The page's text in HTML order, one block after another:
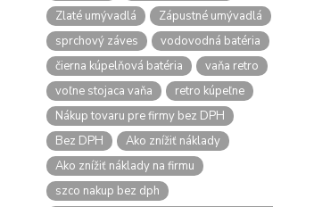
Zlaté umývadlá
Zápustné umývadlá
sprchový záves
vodovodná batéria
čierna kúpelňová batéria
vaňa retro
voľne stojaca vaňa
retro kúpeľne
Nákup tovaru pre firmy bez DPH
Bez DPH
Ako znížiť náklady
Ako znížiť náklady na firmu
szco nakup bez dph